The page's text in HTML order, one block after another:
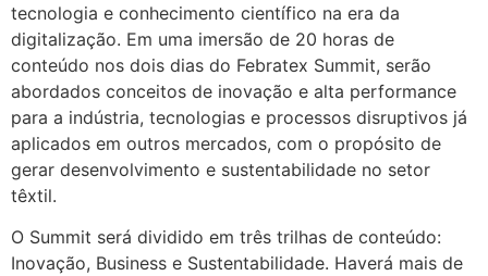
tecnologia e conhecimento científico na era da
digitalização. Em uma imersão de 20 horas de
conteúdo nos dois dias do Febratex Summit, serão
abordados conceitos de inovação e alta performance
para a indústria, tecnologias e processos disruptivos já
aplicados em outros mercados, com o propósito de
gerar desenvolvimento e sustentabilidade no setor
têxtil.
O Summit será dividido em três trilhas de conteúdo:
Inovação, Business e Sustentabilidade. Haverá mais de